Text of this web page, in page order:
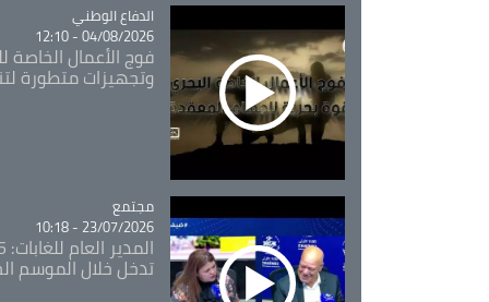
Catégorie
الدفاع الوطني
04/08/2026 - 12:10
فوج الأعمال الخاصة
وتجهيزات متطورة
Catégorie
مجتمع
23/07/2026 - 10:18
تدخل خلال الموسم